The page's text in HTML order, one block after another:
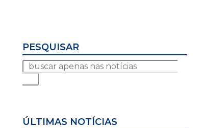
PESQUISAR
ÚLTIMAS NOTÍCIAS